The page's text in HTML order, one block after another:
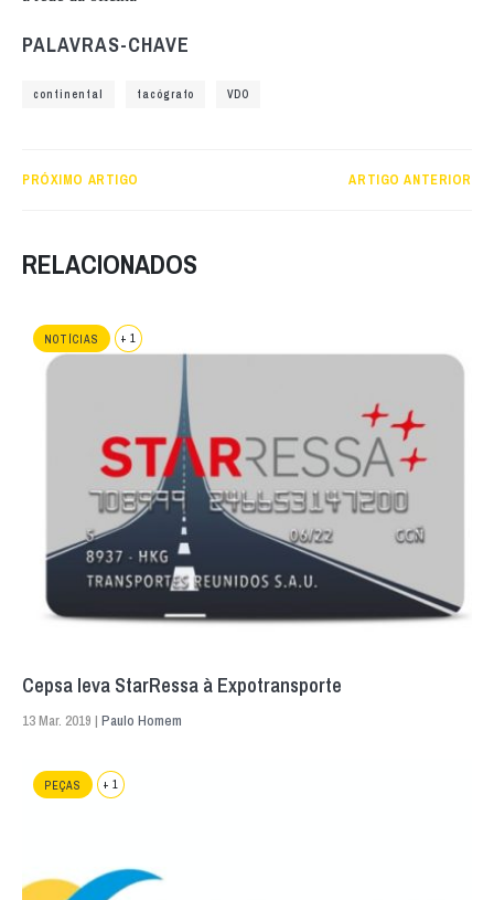
PALAVRAS-CHAVE
continental tacógrafo VDO
PRÓXIMO ARTIGO ARTIGO ANTERIOR
RELACIONADOS
NOTÍCIAS + 1
Cepsa leva StarRessa à Expotransporte
13 Mar. 2019 | Paulo Homem
PEÇAS + 1